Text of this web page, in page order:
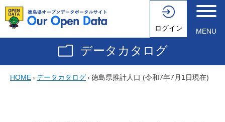
ログイン MENU
データカタログ
HOME› データカタログ› 徳島県推計人口 (令和7年7月1日現在)